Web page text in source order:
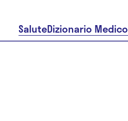
SaluteDizionario Medico